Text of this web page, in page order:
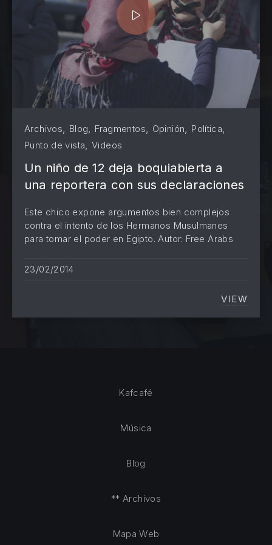
Archivos, Blog, Fragmentos, Opinión, Política,
Punto de vista,Videos
Un niño de 12 deja boquiabierta a
una reportera con sus declaraciones
Este chico expone argumentos bien complejos
contra el intento de los Hermanos Musulmanes
para tomar el poder en Egipto. Autor: Free Arabs
23/02/2014
VIEW
UN
Kafcafé
Música
Blog
** Archivos
Mapa Web
PREVIOUS